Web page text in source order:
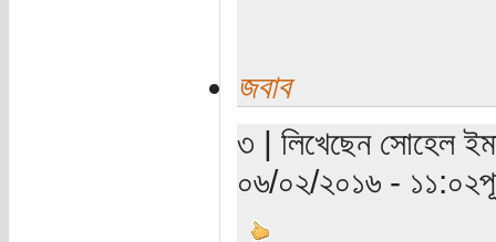
জবাব
৩ | লিখেছেন সোহেল
০৬/০২/২০১৬ -